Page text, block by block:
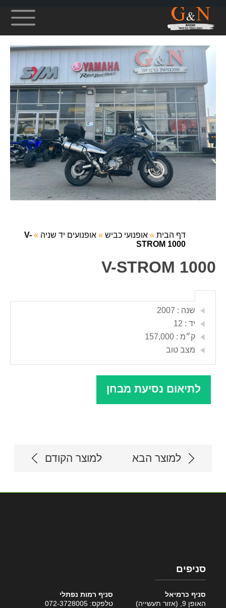
דף הבית » אופנועי כביש » אופנועים יד שניה »
V-
STROM 1000
V-STROM 1000
שנה : 2007
יד : 12
ק״מ : 157,000
מצב טוב
לתיאום נסיעת מבחן
למוצר הבא למוצר הקודם
סניפים
סניף כרמיאל
האופן 9, (אזור תעשייה)
סניף רמות נפתלי
טלפקס: 072-3728005